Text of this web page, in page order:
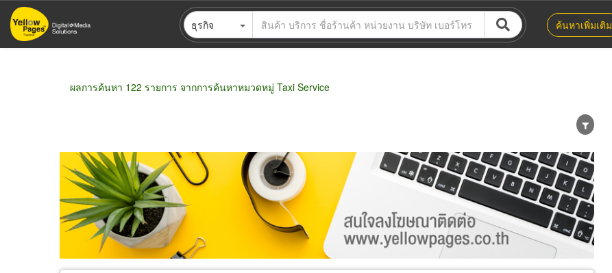
ข้าม
ไป
ธุรกิจ ค้นหาเพิ่มเติม
ผลการค้นหา 122 รายการ จากการค้นหาหมวดหมู่ Taxi Service
ขายส่ง ขายปลีก ผู้ผลิต ตัวแทนจัดจำหน่าย ผู้ส่งออก/นำเข้า ธุรกิจบริการ